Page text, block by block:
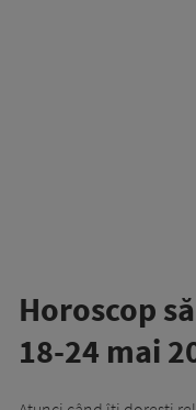
Horoscop
18-24 mai